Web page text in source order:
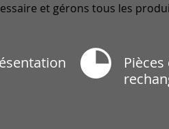
et gérons tous les
Pièces